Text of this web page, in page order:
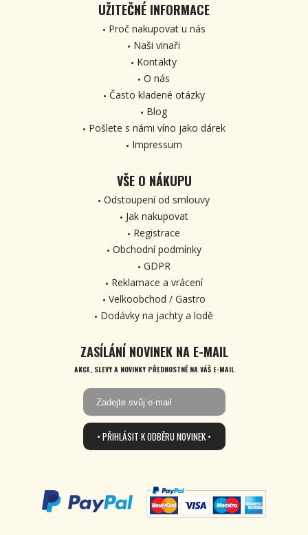
UŽITEČNÉ INFORMACE
Proč nakupovat u nás
Naši vinaři
Kontakty
O nás
Často kladené otázky
Blog
Pošlete s námi víno jako dárek
Impressum
VŠE O NÁKUPU
Odstoupení od smlouvy
Jak nakupovat
Registrace
Obchodní podmínky
GDPR
Reklamace a vrácení
Velkoobchod / Gastro
Dodávky na jachty a lodě
ZASÍLÁNÍ NOVINEK NA E-MAIL
AKCE, SLEVY A NOVINKY PŘEDNOSTNĚ NA VÁŠ E-MAIL
• PŘIHLÁSIT K ODBĚRU NOVINEK •